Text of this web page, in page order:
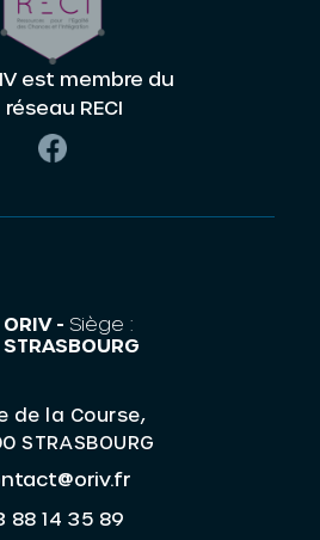
est membre du
réseau RECI
ORIV - Siège :
STRASBOURG
de la Course,
STRASBOURG
88 14 35 89